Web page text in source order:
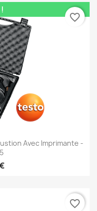
Avec Imprimante -
favorite_border
favorite_border